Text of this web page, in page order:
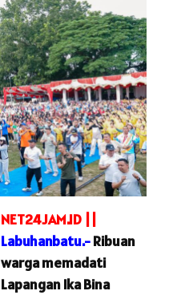
NET24JAM.ID ||
Labuhanbatu.-Ribuan
warga memadati
Lapangan Ika Bina